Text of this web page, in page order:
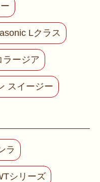
Lクラス
ラージア
スイージー
ラ
シリーズ